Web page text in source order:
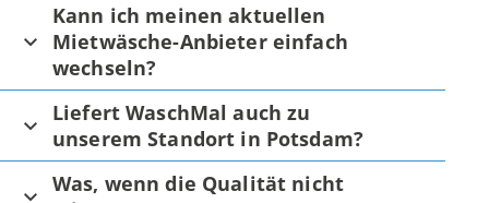
Kann ich meinen aktuellen
Mietwäsche-Anbieter einfach
wechseln?
Liefert WaschMal auch zu
unserem Standort in Potsdam?
Was, wenn die Qualität nicht